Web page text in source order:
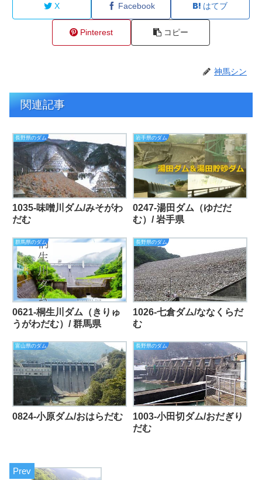
X Facebook はてブ
Pinterest コピー
神馬シン
関連記事
長野県のダム
1035-味噌川ダム/みそがわ
だむ
岩手県のダム
0247-湯田ダム（ゆだだ
む）/ 岩手県
群馬県のダム
0621-桐生川ダム（きりゅ
うがわだむ）/ 群馬県
長野県のダム
1026-七倉ダム/ななくらだ
む
富山県のダム
0824-小原ダム/おはらだむ
長野県のダム
1003-小田切ダム/おだぎり
だむ